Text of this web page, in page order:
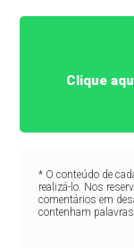
Clique
* O conteúdo de
realizá-lo. Nos
comentários em
contenham